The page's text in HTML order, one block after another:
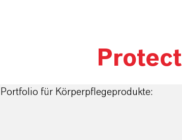
Protect
für Körperpflegeprodukte: